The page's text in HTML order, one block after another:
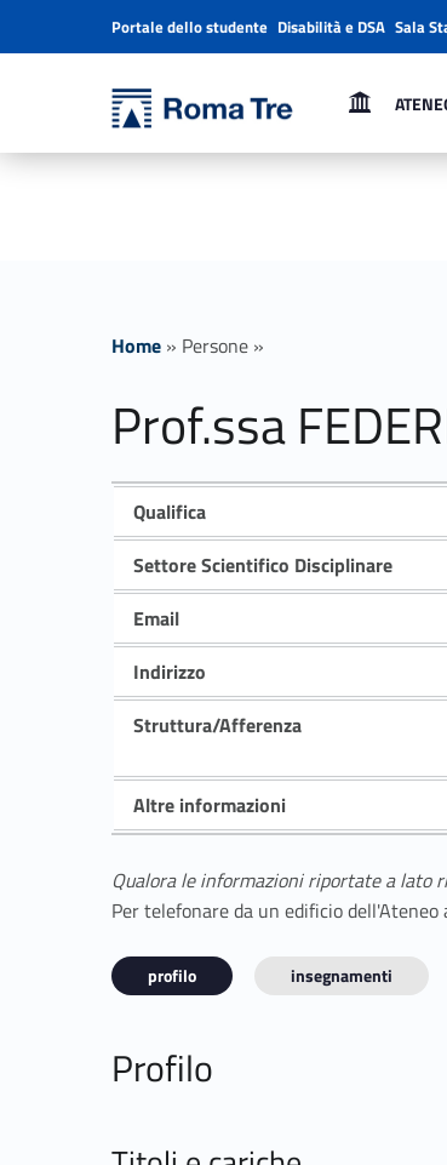
Prof.ssa FEDERICA CENTORAME - Università Roma Tre
Primary Menu
Header info sidebar
Portale dello studente Disabilità e DSA Sala
Home » Persone »
Prof.ssa
Qualifica
Settore Scientifico Disciplinare
Email
Indirizzo
Struttura/Afferenza
Altre informazioni
Qualora le informazioni riportate a lato
Per telefonare da un edificio
profilo insegnamenti
Profilo